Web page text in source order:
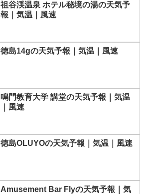
祖谷渓温泉 ホテル秘境の湯の天気予
報｜気温｜風速
徳島14gの天気予報｜気温｜風速
鳴門教育大学 講堂の天気予報｜気温
｜風速
徳島OLUYOの天気予報｜気温｜風速
Amusement Bar Flyの天気予報｜気